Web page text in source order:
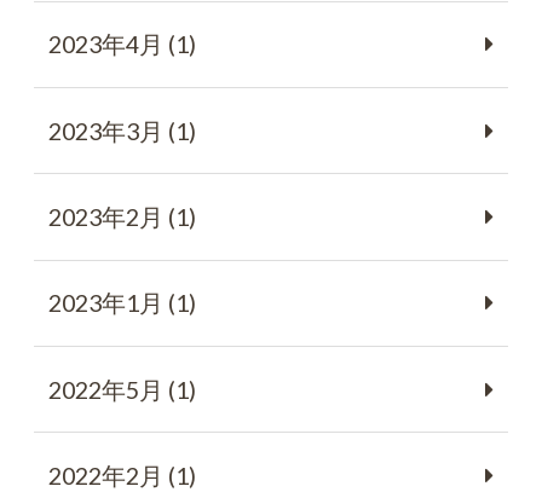
2023年4月 (1)
2023年3月 (1)
2023年2月 (1)
2023年1月 (1)
2022年5月 (1)
2022年2月 (1)